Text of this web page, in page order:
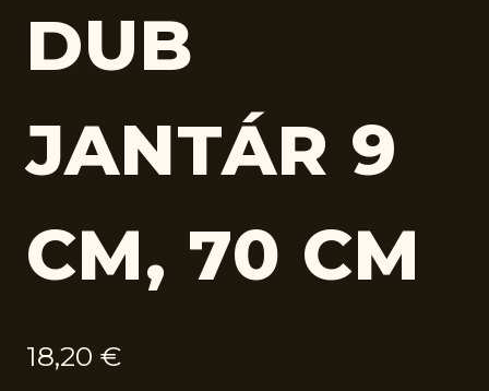
DUB
JANTÁR 9
CM, 70 CM
18,20 €